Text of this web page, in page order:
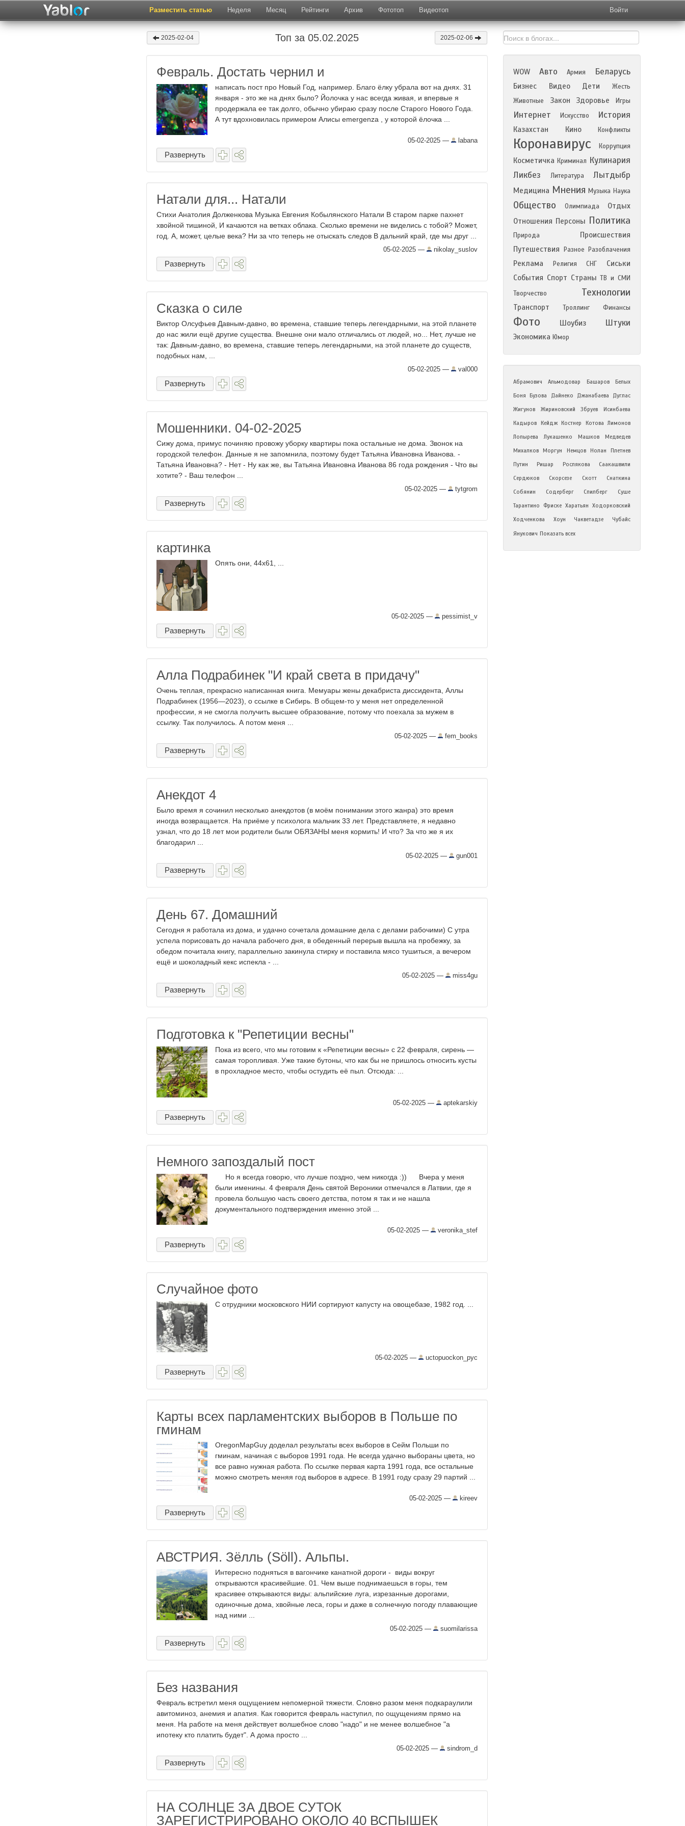
Разместить статью Неделя Месяц Рейтинги Архив Фототоп Видеотоп Войти
2025-02-04 Топ за 05.02.2025 2025-02-06
Февраль. Достать чернил и
написать пост про Новый Год, например. Благо ёлку убрала вот на днях. 31
января - это же на днях было? Йолочка у нас всегда живая, и впервые я
продержала ее так долго, обычно убираю сразу после Старого Нового Года.
А тут вдохновилась примером Алисы emergenza , у которой ёлочка ...
05-02-2025 — labana
Развернуть
Натали для... Натали
Стихи Анатолия Долженкова Музыка Евгения Кобылянского Натали В старом парке пахнет
хвойной тишиной, И качаются на ветках облака. Сколько времени не виделись с тобой? Может,
год. А, может, целые века? Ни за что теперь не отыскать следов В дальний край, где мы друг ...
05-02-2025 — nikolay_suslov
Развернуть
Сказка о силе
Виктор Олсуфьев Давным-давно, во времена, ставшие теперь легендарными, на этой планете
до нас жили ещё другие существа. Внешне они мало отличались от людей, но... Нет, лучше не
так: Давным-давно, во времена, ставшие теперь легендарными, на этой планете до существ,
подобных нам, ...
05-02-2025 — val000
Развернуть
Мошенники. 04-02-2025
Сижу дома, примус починяю провожу уборку квартиры пока остальные не дома. Звонок на
городской телефон. Данные я не запомнила, поэтому будет Татьяна Ивановна Иванова. -
Татьяна Ивановна? - Нет - Ну как же, вы Татьяна Ивановна Иванова 86 года рождения - Что вы
хотите? - Ваш телефон ...
05-02-2025 — tytgrom
Развернуть
картинка
Опять они, 44х61, ...
05-02-2025 — pessimist_v
Развернуть
Алла Подрабинек "И край света в придачу"
Очень теплая, прекрасно написанная книга. Мемуары жены декабриста диссидента, Аллы
Подрабинек (1956—2023), о ссылке в Сибирь. В общем-то у меня нет определенной
профессии, я не смогла получить высшее образование, потому что поехала за мужем в
ссылку. Так получилось. А потом меня ...
05-02-2025 — fem_books
Развернуть
Анекдот 4
Было время я сочинил несколько анекдотов (в моём понимании этого жанра) это время
иногда возвращается. На приёме у психолога мальчик 33 лет. Представляете, я недавно
узнал, что до 18 лет мои родители были ОБЯЗАНЫ меня кормить! И что? За что же я их
благодарил ...
05-02-2025 — gun001
Развернуть
День 67. Домашний
Сегодня я работала из дома, и удачно сочетала домашние дела с делами рабочими) С утра
успела порисовать до начала рабочего дня, в обеденный перерыв вышла на пробежку, за
обедом почитала книгу, параллельно закинула стирку и поставила мясо тушиться, а вечером
ещё и шоколадный кекс испекла - ...
05-02-2025 — miss4gu
Развернуть
Подготовка к "Репетиции весны"
Пока из всего, что мы готовим к «Репетиции весны» с 22 февраля, сирень —
самая торопливая. Уже такие бутоны, что как бы не пришлось относить кусты
в прохладное место, чтобы остудить её пыл. Отсюда: ...
05-02-2025 — aptekarskiy
Развернуть
Немного запоздалый пост
Но я всегда говорю, что лучше поздно, чем никогда :)) Вчера у меня
были именины. 4 февраля День святой Вероники отмечался в Латвии, где я
провела большую часть своего детства, потом я так и не нашла
документального подтверждения именно этой ...
05-02-2025 — veronika_stef
Развернуть
Случайное фото
С отрудники московского НИИ сортируют капусту на овощебазе, 1982 год. ...
05-02-2025 — uctopuockon_pyc
Развернуть
Карты всех парламентских выборов в Польше по
гминам
OregonMapGuy доделал результаты всех выборов в Сейм Польши по
гминам, начиная с выборов 1991 года. Не всегда удачно выбораны цвета, но
все равно нужная работа. По ссылке первая карта 1991 года, все остальные
можно смотреть меняя год выборов в адресе. В 1991 году сразу 29 партий ...
05-02-2025 — kireev
Развернуть
АВСТРИЯ. Зёлль (Söll). Альпы.
Интересно подняться в вагончике канатной дороги - виды вокруг
открываются красивейшие. 01. Чем выше поднимаешься в горы, тем
красивее открываются виды: альпийские луга, изрезанные дорогами,
одиночные дома, хвойные леса, горы и даже в солнечную погоду плавающие
над ними ...
05-02-2025 — suomilarissa
Развернуть
Без названия
Февраль встретил меня ощущением непомерной тяжести. Словно разом меня подкараулили
авитоминоз, анемия и апатия. Как говорится февраль наступил, по ощущениям прямо на
меня. На работе на меня действует волшебное слово "надо" и не менее волшебное "а
ипотеку кто платить будет". А дома просто ...
05-02-2025 — sindrom_d
Развернуть
НА СОЛНЦЕ ЗА ДВОЕ СУТОК
ЗАРЕГИСТРИРОВАНО ОКОЛО 40 ВСПЫШЕК
WOW Авто Армия Беларусь
Бизнес Видео Дети
Жесть
Животные
Закон Здоровье Игры
Интернет Искусство История
Казахстан Кино Конфликты
Коронавирус Коррупция
Косметичка Криминал Кулинария
Ликбез
Литература Лытдыбр
Медицина Мнения Музыка Наука
Общество Олимпиада
Отдых
Отношения Персоны Политика
Природа
Происшествия
Путешествия
Разное Разоблачения
Реклама Религия СНГ
Сиськи
События Спорт Страны ТВ и СМИ
Творчество
Технологии
Транспорт Троллинг Финансы
Фото Шоубиз Штуки
Экономика Юмор
Абрамович Альмодовар Башаров
Белых
Боня
Бузова Дайнеко Джанабаева
Дуглас
Жигунов
Жириновский Збруев
Исинбаева
Кадыров
Кейдж Костнер Котова Лимонов
Лопырева
Лукашенко Машков
Медведев
Михалков
Моргун Немцов Нолан
Плетнев
Путин
Ришар Рослякова
Саакашвили
Сердюков
Скорсезе Скотт
Снаткина
Собянин
Содерберг Спилберг
Суше
Тарантино
Фриске Харатьян Ходорковский
Ходченкова
Хоун Чакветадзе
Чубайс
Янукович Показать всех